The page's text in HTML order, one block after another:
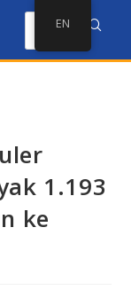
1.193
ke
EN